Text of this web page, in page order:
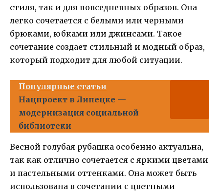
стиля, так и для повседневных образов. Она
легко сочетается с белыми или черными
брюками, юбками или джинсами. Такое
сочетание создает стильный и модный образ,
который подходит для любой ситуации.
Популярные статьи
Нацпроект в Липецке —
модернизация социальной
библиотеки
Весной голубая рубашка особенно актуальна,
так как отлично сочетается с яркими цветами
и пастельными оттенками. Она может быть
использована в сочетании с цветными